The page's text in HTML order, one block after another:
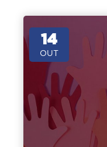
14
OUT